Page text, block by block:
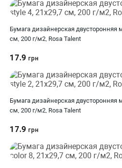
Бумага дизайнерская двусторонняя
см, 200 г/м2, Rosa Talent
17.9 грн
Бумага дизайнерская двусторонняя
см, 200 г/м2, Rosa Talent
17.9 грн